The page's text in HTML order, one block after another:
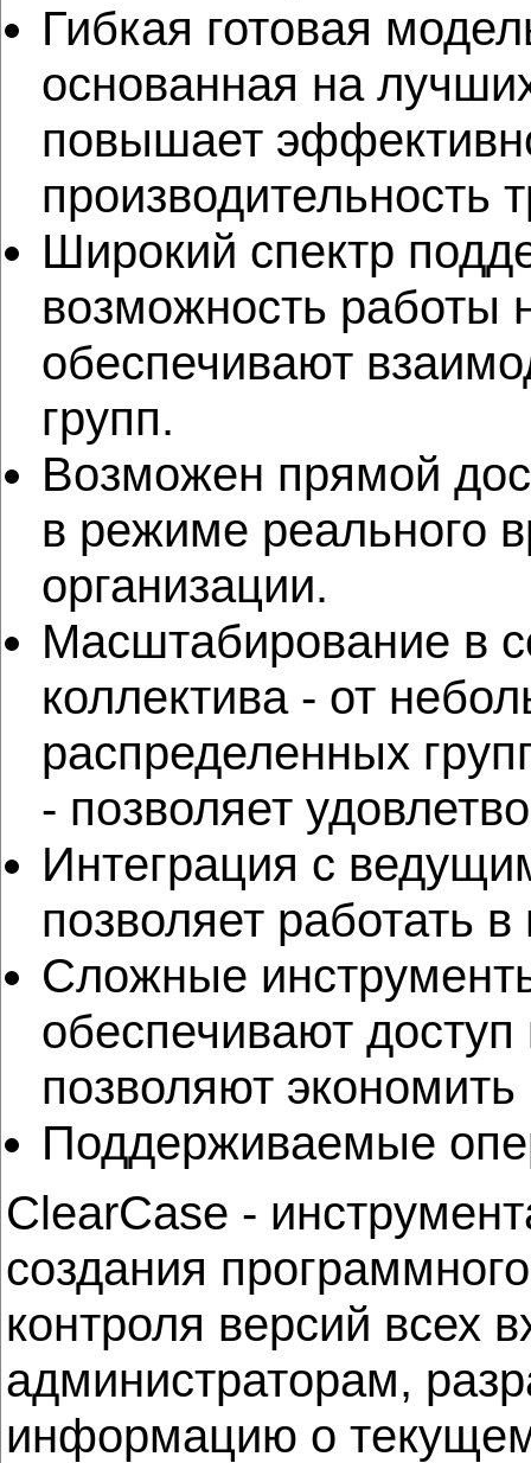
Гибкая готовая
основанная на
повышает
производительность
Широкий спектр
возможность работы
обеспечивают
групп.
Возможен прямой
в режиме реального
организации.
Масштабирование в
коллектива - от
распределенных
- позволяет
Интеграция с
позволяет работать
Сложные
обеспечивают
позволяют
Поддерживаемые
ClearCase -
создания
контроля версий всех
администраторам,
информацию о